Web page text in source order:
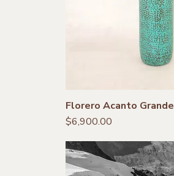
Florero Acanto Grande
Precio
$6,900.00